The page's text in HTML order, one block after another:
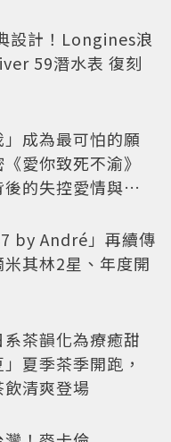
設計！Longines浪
59潛水表 復刻
成為最可怕的願
愛你致死不渝》
後的失控愛情與爆
by André」再續傳
其林2星、年度開
茶韻化為療癒甜
夏季茶季開跑，
清爽登場